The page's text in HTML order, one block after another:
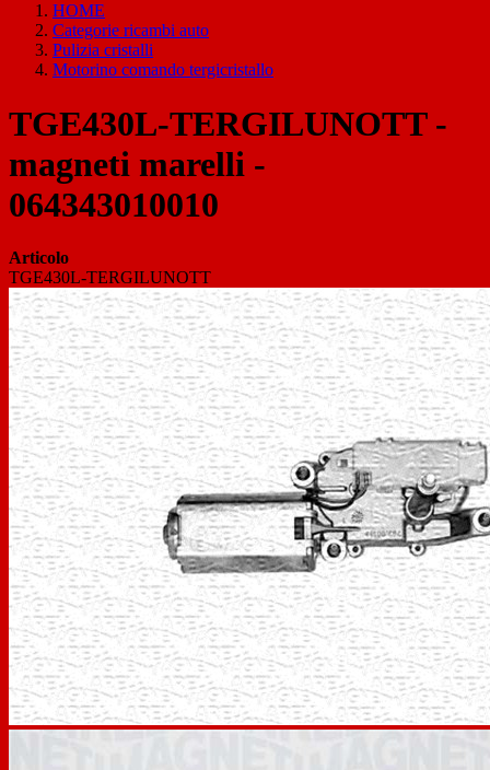
HOME
Categorie ricambi auto
Pulizia cristalli
Motorino comando tergicristallo
TGE430L-TERGILUNOTT -
magneti marelli -
064343010010
Articolo
TGE430L-TERGILUNOTT